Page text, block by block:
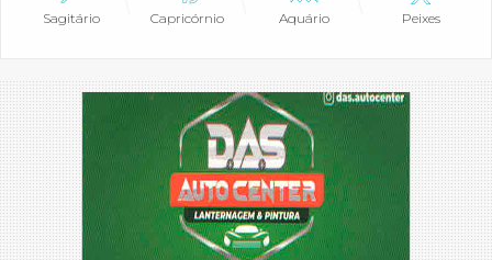
Sagitário Capricórnio Aquário Peixes